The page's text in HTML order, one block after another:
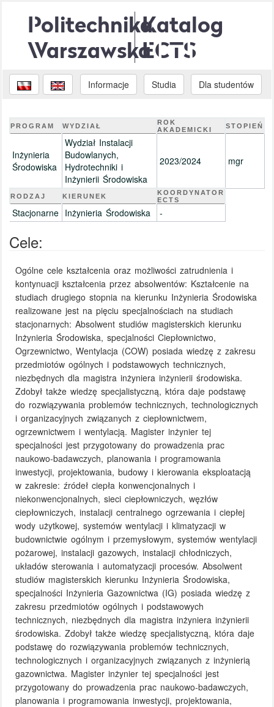
Politechnika
Warszawska
Katalog
ECTS
Informacje Studia Dla studentów
PROGRAM WYDZIAŁ
ROK
AKADEMICKI
STOPIEŃ
Inżynieria
Środowiska
Wydział Instalacji
Budowlanych,
Hydrotechniki i
Inżynierii Środowiska
2023/2024 mgr
RODZAJ KIERUNEK
KOORDYNATOR
ECTS
Stacjonarne Inżynieria Środowiska -
Cele:
Ogólne cele kształcenia oraz możliwości zatrudnienia i
kontynuacji kształcenia przez absolwentów: Kształcenie na
studiach drugiego stopnia na kierunku Inżynieria Środowiska
realizowane jest na pięciu specjalnościach na studiach
stacjonarnych: Absolwent studiów magisterskich kierunku
Inżynieria Środowiska, specjalności Ciepłownictwo,
Ogrzewnictwo, Wentylacja (COW) posiada wiedzę z zakresu
przedmiotów ogólnych i podstawowych technicznych,
niezbędnych dla magistra inżyniera inżynierii środowiska.
Zdobył także wiedzę specjalistyczną, która daje podstawę
do rozwiązywania problemów technicznych, technologicznych
i organizacyjnych związanych z ciepłownictwem,
ogrzewnictwem i wentylacją. Magister inżynier tej
specjalności jest przygotowany do prowadzenia prac
naukowo-badawczych, planowania i programowania
inwestycji, projektowania, budowy i kierowania eksploatacją
w zakresie: źródeł ciepła konwencjonalnych i
niekonwencjonalnych, sieci ciepłowniczych, węzłów
ciepłowniczych, instalacji centralnego ogrzewania i ciepłej
wody użytkowej, systemów wentylacji i klimatyzacji w
budownictwie ogólnym i przemysłowym, systemów wentylacji
pożarowej, instalacji gazowych, instalacji chłodniczych,
układów sterowania i automatyzacji procesów. Absolwent
studiów magisterskich kierunku Inżynieria Środowiska,
specjalności Inżynieria Gazownictwa (IG) posiada wiedzę z
zakresu przedmiotów ogólnych i podstawowych
technicznych, niezbędnych dla magistra inżyniera inżynierii
środowiska. Zdobył także wiedzę specjalistyczną, która daje
podstawę do rozwiązywania problemów technicznych,
technologicznych i organizacyjnych związanych z inżynierią
gazownictwa. Magister inżynier tej specjalności jest
przygotowany do prowadzenia prac naukowo-badawczych,
planowania i programowania inwestycji, projektowania,